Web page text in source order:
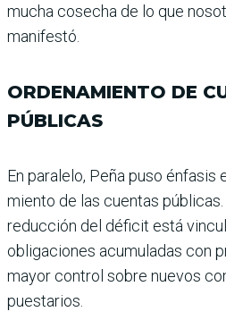
mucha cosecha de lo que
manifestó.
ORDENAMIENTO DE
PÚBLICAS
En paralelo, Peña puso
miento de las cuentas
reducción del déficit está
obligaciones acumuladas con
mayor control sobre nuevos
puestarios.